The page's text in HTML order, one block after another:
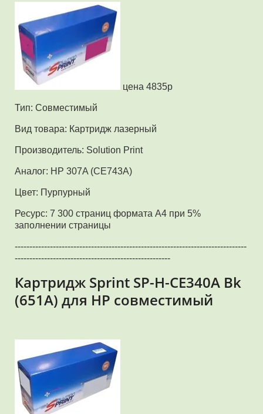
цена 4835р
Тип: Совместимый
Вид товара: Картридж лазерный
Производитель: Solution Print
Аналог: HP 307A (CE743A)
Цвет: Пурпурный
Ресурс: 7 300 страниц формата А4 при 5%
заполнении страницы
-------------------------------------------------------------------------------
-----------------------------------------------------
Картридж Sprint SP-H-CE340A Bk
(651A) для HP совместимый